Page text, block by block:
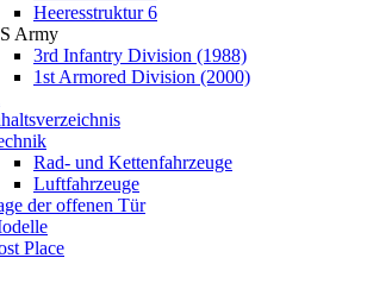
Heeresstruktur 6
Army
3rd Infantry Division (1988)
1st Armored Division (2000)
Rad- und Kettenfahrzeuge
Luftfahrzeuge
der offenen Tür
Place